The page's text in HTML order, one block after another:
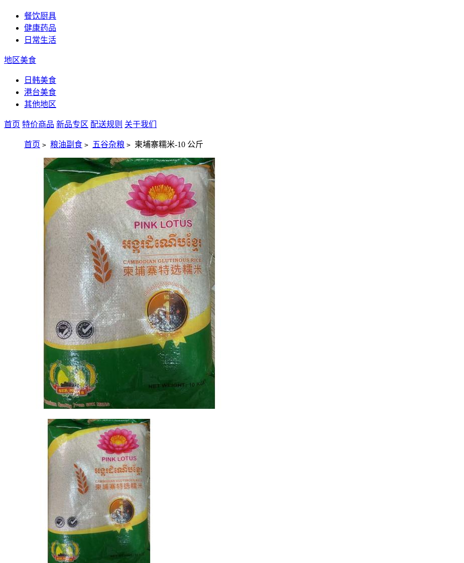
餐饮厨具
健康药品
日常生活
地区美食
日韩美食
港台美食
其他地区
首页 特价商品 新品专区 配送规则 关于我们
首页 > 粮油副食 > 五谷杂粮 > 柬埔寨糯米-10 公斤